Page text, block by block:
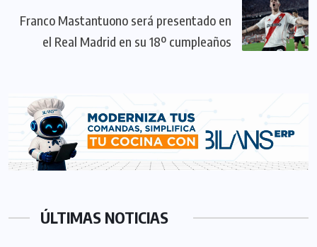
Franco Mastantuono será presentado en
el Real Madrid en su 18º cumpleaños
ÚLTIMAS NOTICIAS